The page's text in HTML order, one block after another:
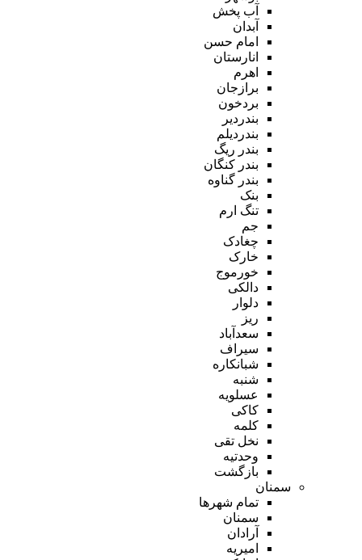
آب پخش
آبدان
امام حسن
انارستان
اهرم
برازجان
بردخون
بندردیر
بندردیلم
بندر ریگ
بندر کنگان
بندر گناوه
بنک
تنگ ارم
جم
چغادک
خارک
خورموج
دالکی
دلوار
ریز
سعدآباد
سیراف
شبانکاره
شنبه
عسلویه
کاکی
کلمه
نخل تقی
وحدتیه
بازگشت
سمنان
تمام شهر‌ها
سمنان
آرادان
امیریه